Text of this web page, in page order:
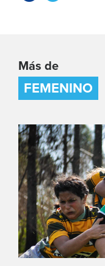
Más de
FEMENINO